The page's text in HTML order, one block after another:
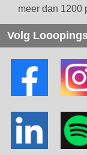
meer dan 1200
Volg